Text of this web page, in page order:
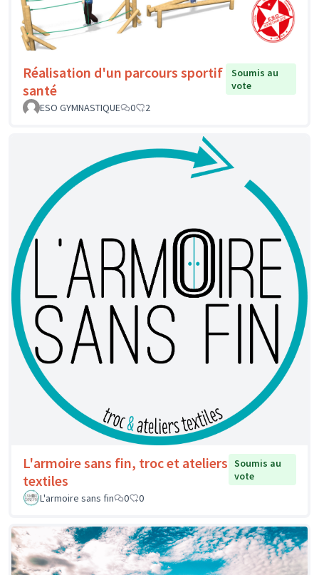
Réalisation d'un parcours sportif
santé
Soumis au
vote
ESO GYMNASTIQUE
0 2
L'armoire sans fin, troc et ateliers
textiles
Soumis au
vote
L'armoire sans fin
0 0